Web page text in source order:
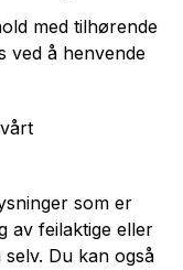
med tilhørende
ved å henvende
som er
av feilaktige eller
Du kan også